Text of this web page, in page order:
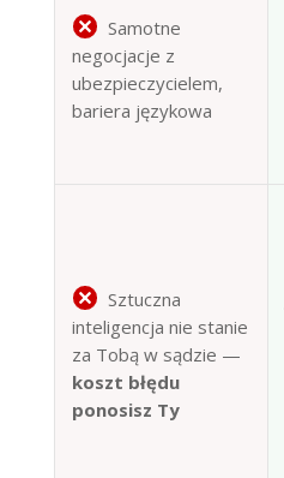
Samotne
negocjacje z
ubezpieczycielem,
bariera językowa
Sztuczna
inteligencja nie stanie
za Tobą w sądzie —
koszt błędu
ponosisz Ty